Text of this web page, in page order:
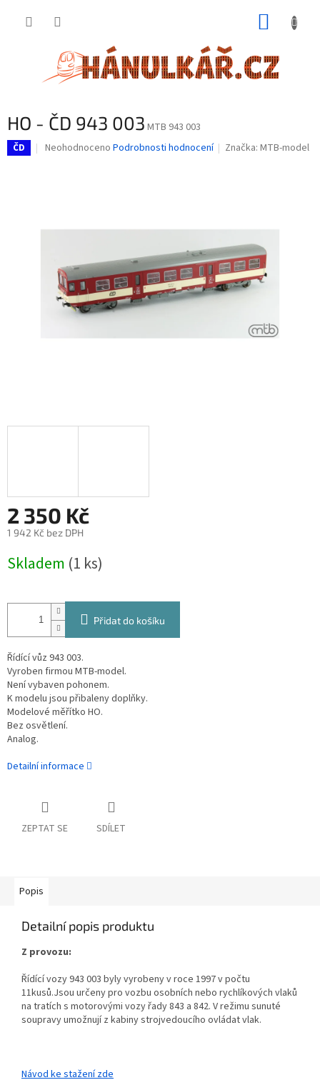
HO - ČD 943 003 MTB 943 003
ČD
Průměrné
5
Neohodnoceno Podrobnosti hodnocení Značka:MTB-model
2 350 Kč
1 942 Kč bez DPH
cena:
Skladem (1 ks)
Přidat do košíku
Řídící vůz 943 003.
Vyroben firmou MTB-model.
Není vybaven pohonem.
K modelu jsou přibaleny doplňky.
Modelové měřítko HO.
Bez osvětlení.
Analog.
Detailní informace
ZEPTAT SE SDÍLET
Popis
Detailní popis produktu
Z provozu:
Řídící vozy 943 003 byly vyrobeny v roce 1997 v počtu
11kusů.Jsou určeny pro vozbu osobních nebo rychlíkových vlaků
na tratích s motorovými vozy řady 843 a 842. V režimu sunuté
soupravy umožnují z kabiny strojvedoucího ovládat vlak.
Návod ke stažení zde